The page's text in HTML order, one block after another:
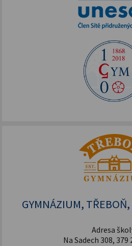
GYMNÁZIUM,
Adresa
Na Sadech 308,